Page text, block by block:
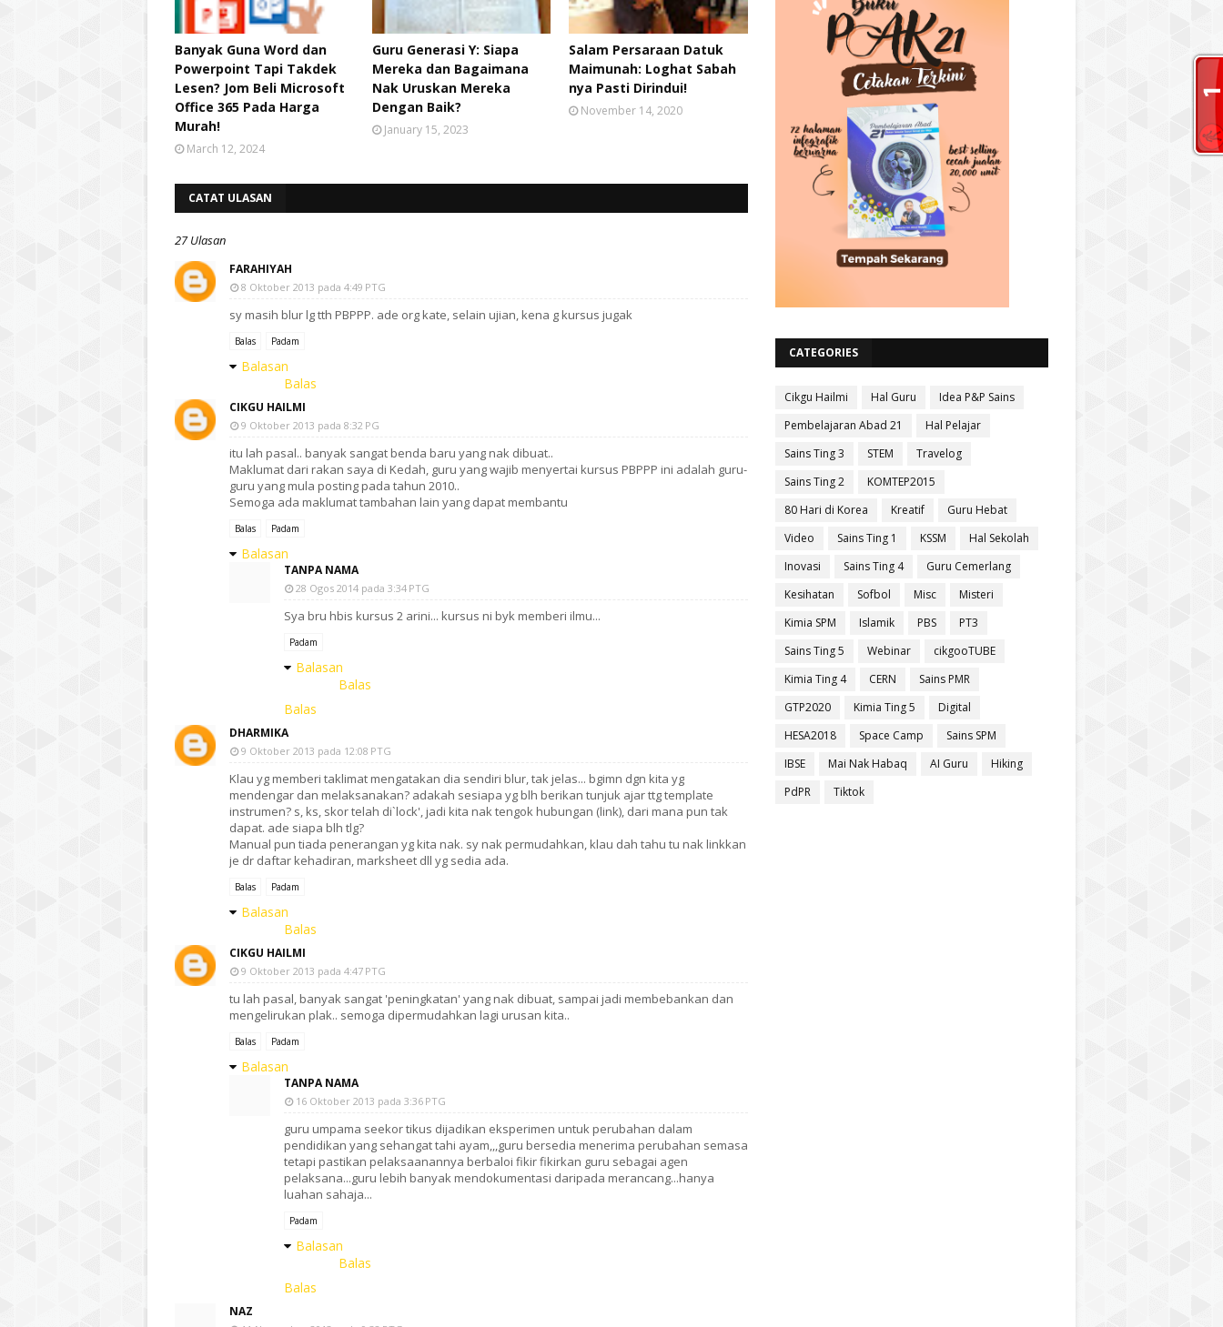
Banyak Guna Word dan
Powerpoint Tapi Takdek
Lesen? Jom Beli Microsoft
Office 365 Pada Harga
Murah!
March 12, 2024
Guru Generasi Y: Siapa
Mereka dan Bagaimana
Nak Uruskan Mereka
Dengan Baik?
January 15, 2023
Salam Persaraan Datuk
Maimunah: Loghat Sabah
nya Pasti Dirindui!
November 14, 2020
CATAT ULASAN
27 Ulasan
FARAHIYAH
8 Oktober 2013 pada 4:49 PTG
sy masih blur lg tth PBPPP. ade org kate, selain ujian, kena g kursus jugak
Balas Padam
Balasan
Balas
CIKGU HAILMI
9 Oktober 2013 pada 8:32 PG
itu lah pasal.. banyak sangat benda baru yang nak dibuat..
Maklumat dari rakan saya di Kedah, guru yang wajib menyertai kursus PBPPP ini adalah guru-
guru yang mula posting pada tahun 2010..
Semoga ada maklumat tambahan lain yang dapat membantu
Balas Padam
Balasan
TANPA NAMA
28 Ogos 2014 pada 3:34 PTG
Sya bru hbis kursus 2 arini... kursus ni byk memberi ilmu...
Padam
Balasan
Balas
Balas
DHARMIKA
9 Oktober 2013 pada 12:08 PTG
Klau yg memberi taklimat mengatakan dia sendiri blur, tak jelas... bgimn dgn kita yg
mendengar dan melaksanakan? adakah sesiapa yg blh berikan tunjuk ajar ttg template
instrumen? s, ks, skor telah di`lock', jadi kita nak tengok hubungan (link), dari mana pun tak
dapat. ade siapa blh tlg?
Manual pun tiada penerangan yg kita nak. sy nak permudahkan, klau dah tahu tu nak linkkan
je dr daftar kehadiran, marksheet dll yg sedia ada.
Balas Padam
Balasan
Balas
CIKGU HAILMI
9 Oktober 2013 pada 4:47 PTG
tu lah pasal, banyak sangat 'peningkatan' yang nak dibuat, sampai jadi membebankan dan
mengelirukan plak.. semoga dipermudahkan lagi urusan kita..
Balas Padam
Balasan
TANPA NAMA
16 Oktober 2013 pada 3:36 PTG
guru umpama seekor tikus dijadikan eksperimen untuk perubahan dalam
pendidikan yang sehangat tahi ayam,,,guru bersedia menerima perubahan semasa
tetapi pastikan pelaksaanannya berbaloi fikir fikirkan guru sebagai agen
pelaksana...guru lebih banyak mendokumentasi daripada merancang...hanya
luahan sahaja...
Padam
Balasan
Balas
Balas
NAZ
CATEGORIES
Cikgu Hailmi Hal Guru
Idea P&P Sains
Pembelajaran Abad 21
Hal Pelajar
Sains Ting 3
STEM
Travelog
Sains Ting 2
KOMTEP2015
80 Hari di Korea
Kreatif
Guru Hebat
Video
Sains Ting 1 KSSM
Hal Sekolah
Inovasi
Sains Ting 4
Guru Cemerlang
Kesihatan
Sofbol Misc
Misteri
Kimia SPM
Islamik PBS
PT3
Sains Ting 5
Webinar
cikgooTUBE
Kimia Ting 4
CERN
Sains PMR
GTP2020
Kimia Ting 5
Digital
HESA2018
Space Camp
Sains SPM
IBSE
Mai Nak Habaq AI Guru
Hiking
PdPR
Tiktok